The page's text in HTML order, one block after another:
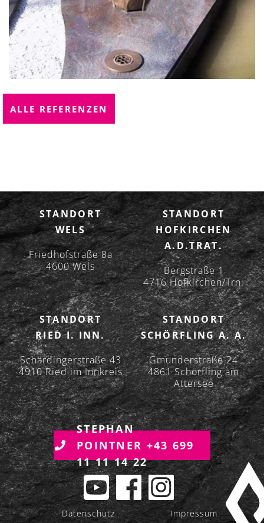
ALLE REFERENZEN
STANDORT
WELS
Friedhofstraße 8a
4600 Wels
STANDORT
HOFKIRCHEN
A.D.TRAT.
Bergstraße 1
4716 Hofkirchen/Trn.
STANDORT
RIED I. INN.
Schärdingerstraße 43
4910 Ried im Innkreis
STANDORT
SCHÖRFLING A. A.
Gmunderstraße 24
4861 Schörfling am
Attersee
STEPHAN
POINTNER +43 699
11 11 14 22
Datenschutz Impressum